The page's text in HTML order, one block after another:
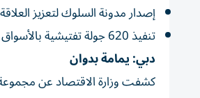
إصدار مدونة السلوك لتعزيز
تنفيذ 620 جولة تفتيشية بالأسواق في شهري يناير وفبراير الماضيين
دبي: يمامة بدوان
كشفت وزارة الاقتصاد عن مجموعة